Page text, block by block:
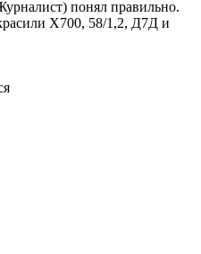
понял правильно.
Х700, 58/1,2, Д7Д и